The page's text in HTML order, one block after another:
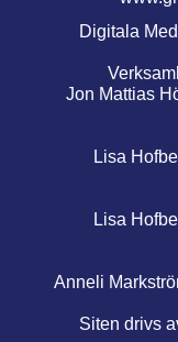
Digitala
Jon Mattias
Lisa
Lisa
Anneli
Siten drivs